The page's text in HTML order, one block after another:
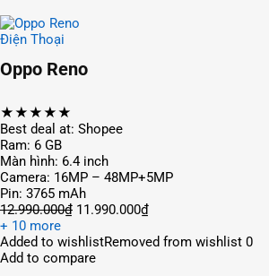
Điện Thoại
Oppo Reno
★★★★★
Best deal at: Shopee
Ram: 6 GB
Màn hình: 6.4 inch
Camera: 16MP – 48MP+5MP
Pin: 3765 mAh
12.990.000₫ 11.990.000₫
+ 10 more
Added to wishlistRemoved from wishlist 0
Add to compare